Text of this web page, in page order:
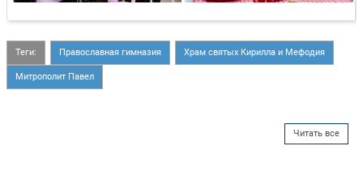
Теги: Православная гимназия Храм святых Кирилла и Мефодия
Митрополит Павел
Читать все